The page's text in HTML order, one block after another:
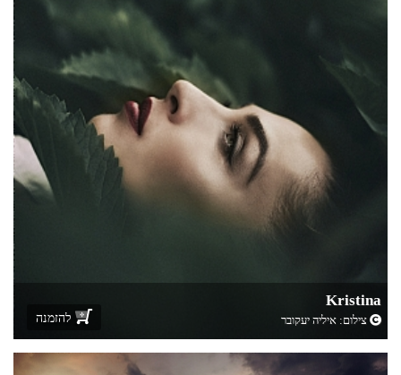
Kristina
צילום: איליה יעקובר להזמנה